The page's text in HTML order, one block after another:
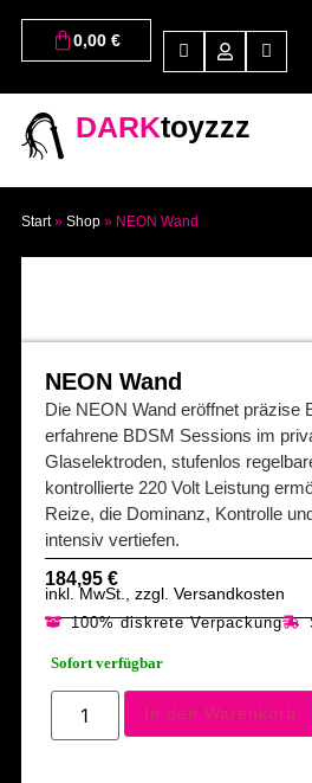
0,00 €
DARKtoyzzz
Start» Shop» NEON Wand
NEON Wand
Die NEON Wand eröffnet präzise
erfahrene BDSM Sessions im
Glaselektroden, stufenlos
kontrollierte 220 Volt Leistung
Reize, die Dominanz, Kontrolle
intensiv vertiefen.
184,95 €
inkl. MwSt., zzgl. Versandkosten
100% diskrete Verpackung
Sofort verfügbar
In den Warenkorb